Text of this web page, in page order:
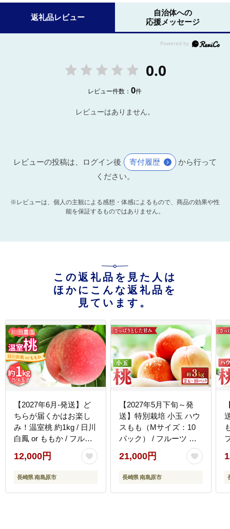
返礼品レビュー
自治体への
応援メッセージ
0.0
レビュー件数：0件
レビューはありません。
レビューの投稿は、ログイン後 寄付履歴
から行って
ください。
※レビューは、個人の主観による感想・体感によるもので、商品の効果や性
能を保証するものではありません。
この返礼品を見た人は
ほかにこんな返礼品を
見ています。
【2027年6月-発送】ど
ちらが届くかはお楽し
み！温室桃 約1kg / 日川
白鳳 or ももか / フルー
ツ 果物 / 南島原市 / 川田
農園 [SAP002]
12,000円
長崎県 南島原市
【2027年5月下旬～発
送】特別栽培 小玉 ハウ
スもも（Mサイズ：10
パック） / フルーツ 果
物 旬 / 南島原市 / ふくは
ちファーム/福島農園
[SBS008]
21,000円
長崎県 南島原市